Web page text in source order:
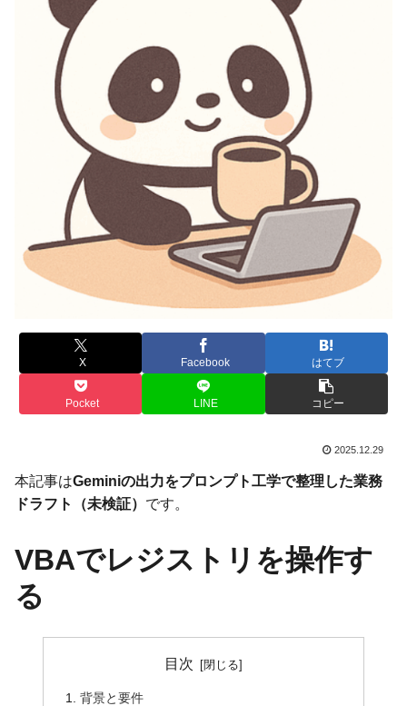
X Facebook はてブ
Pocket LINE コピー
2025.12.29
本記事はGeminiの出力をプロンプト工学で整理した業務
ドラフト（未検証） です。
VBAでレジストリを操作す
る
目次
背景と要件